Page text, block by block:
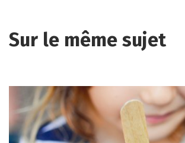
Sur le même sujet